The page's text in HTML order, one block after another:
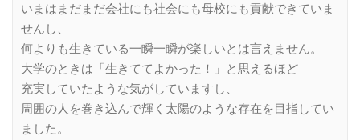
いまはまだまだ会社にも社会にも母校にも貢献できていま
せんし、
何よりも生きている一瞬一瞬が楽しいとは言えません。
大学のときは「生きててよかった！」と思えるほど
充実していたような気がしていますし、
周囲の人を巻き込んで輝く太陽のような存在を目指してい
ました。